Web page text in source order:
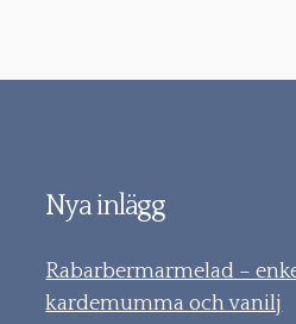
Nya inlägg
Rabarbermarmelad –
kardemumma och vanilj